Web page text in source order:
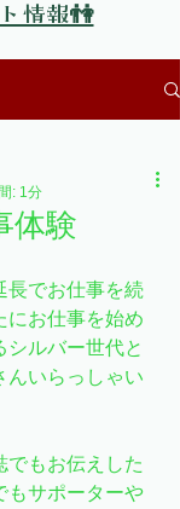
情報👫
体験
: 1分
長でお仕事を続
にお仕事を始め
シルバー世代と
んいらっしゃい
でもお伝えした
もサポーターや